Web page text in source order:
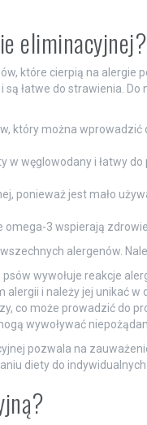
eliminacyjnej?
które cierpią na alergie
łatwe do strawienia. Do
który można
w węglowodany i łatwy
ponieważ jest mało
omega-3 wspierają
alergenów.
wywołuje reakcje
i należy jej unikać w
co może prowadzić do
wywoływać
pozwala na
diety do